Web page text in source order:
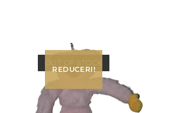
REDUCERI!